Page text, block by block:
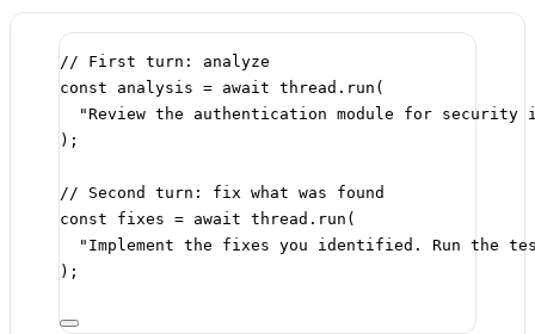
// First turn: analyze
const
analysis = await thread. run (
"Review the authentication module for security
);
// Second turn: fix what was found
const
fixes = await thread. run (
"Implement the fixes you identified. Run the
);